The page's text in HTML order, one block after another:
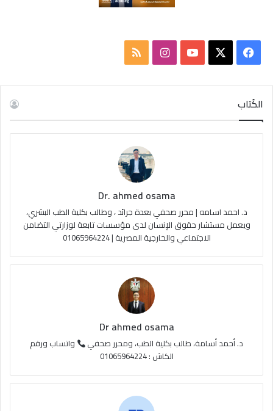
س
ب
u
e
ت
ا
م
ص
ا
ل
م
و
R
S
S
الكُتاب
Dr. ahmed osama
د. احمد اسامه | محرر صحفي بعدة جرائد ، وطالب بكلية الطب البشري،
ويعمل مستشار حقوق الإنسان لدى مؤسسات تابعة لوزارتي التضامن
الاجتماعي والخارجية المصرية | 01065964224
Dr ahmed osama
د. أحمد أسامة، طالب بكلية الطب، ومحرر صحفي
واتساب ورقم
الكاش : 01065964224